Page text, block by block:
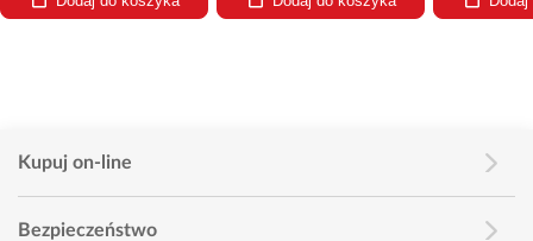
Kupuj on-line
Bezpieczeństwo